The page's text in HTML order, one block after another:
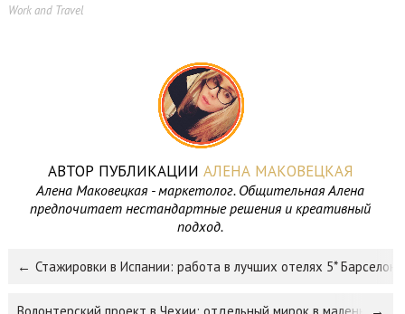
Work and Travel
АВТОР ПУБЛИКАЦИИ АЛЕНА МАКОВЕЦКАЯ
Алена Маковецкая - маркетолог. Общительная Алена
предпочитает нестандартные решения и креативный
подход.
Стажировки в Испании: работа в лучших отелях 5*